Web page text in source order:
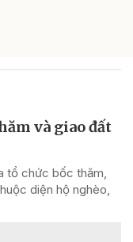
và giao đất
tổ chức bốc thăm,
diện hộ nghèo,